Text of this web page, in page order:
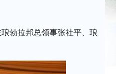
勃拉邦总领事张社平、琅